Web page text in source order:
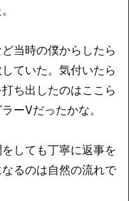
当時の僕からしたら
ていた。気付いたら
ち出したのはここら
ーVだったかな。
しても丁寧に返事を
るのは自然の流れで